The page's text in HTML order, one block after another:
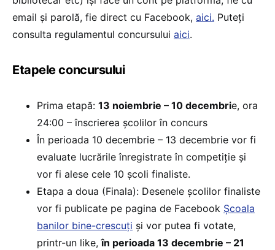
email și parolă, fie direct cu Facebook, aici. Puteți
consulta regulamentul concursului aici.
Etapele concursului
Prima etapă: 13 noiembrie – 10 decembrie, ora
24:00 – înscrierea școlilor în concurs
În perioada 10 decembrie – 13 decembrie vor fi
evaluate lucrările înregistrate în competiție și
vor fi alese cele 10 școli finaliste.
Etapa a doua (Finala): Desenele școlilor finaliste
vor fi publicate pe pagina de Facebook Școala
banilor bine-crescuți și vor putea fi votate,
printr-un like,în perioada 13 decembrie – 21